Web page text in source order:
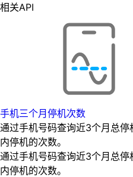
相关API
手机三个月停机次数
通过手机号码查询近3个月总
内停机的次数。
通过手机号码查询近3个月总
内停机的次数。